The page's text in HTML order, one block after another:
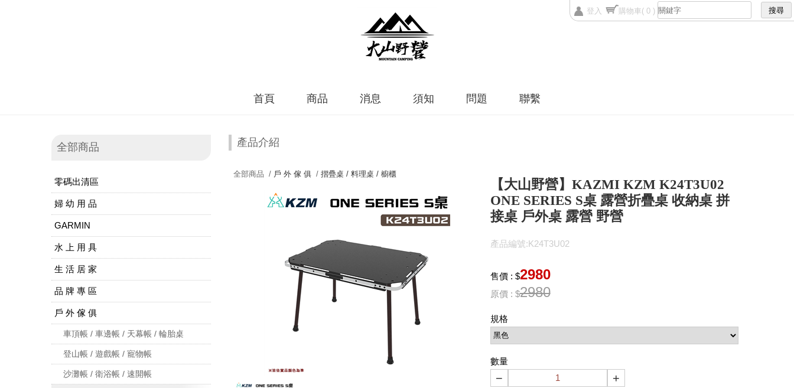
登入 購物車( 0 )
首頁 商品 消息 須知 問題 聯繫
全部商品
零碼出清區
婦 幼 用 品
GARMIN
水 上 用 具
生 活 居 家
品 牌 專 區
戶 外 傢 俱
車頂帳 / 車邊帳 / 天幕帳 / 輪胎桌
登山帳 / 遊戲帳 / 寵物帳
沙灘帳 / 衛浴帳 / 速開帳
產品介紹
全部商品 / 戶 外 傢 俱/ 摺疊桌 / 料理桌 / 櫥櫃
【大山野營】KAZMI KZM K24T3U02
ONE SERIES S桌 露營折疊桌 收納桌 拼
接桌 戶外桌 露營 野營
產品編號:K24T3U02
售價 : $2980
原價 : $2980
規格
數量
− +